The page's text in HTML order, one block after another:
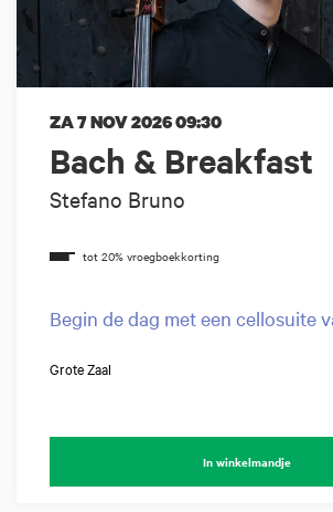
Bach & Breakfast
Stefano Bruno
ZA 7 NOV 202609:30
Begin de dag met een cellosuite
Grote Zaal
In winkelmandje